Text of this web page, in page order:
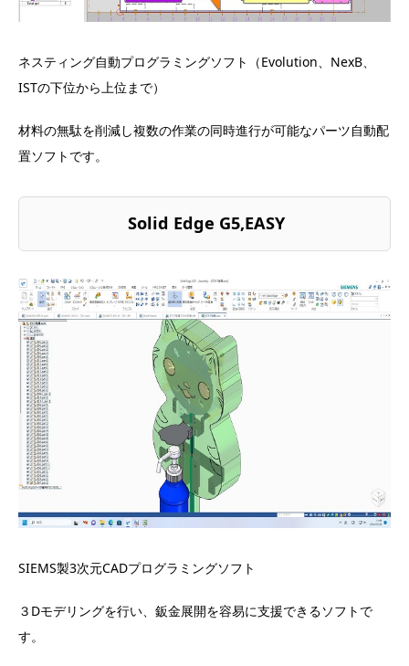
ネスティング自動プログラミングソフト（Evolution、NexB、
ISTの下位から上位まで）
材料の無駄を削減し複数の作業の同時進行が可能なパーツ自動配
置ソフトです。
Solid Edge G5,EASY
SIEMS製3次元CADプログラミングソフト
３Dモデリングを行い、鈑金展開を容易に支援できるソフトで
す。